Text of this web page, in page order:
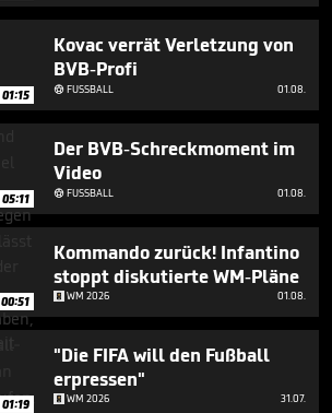
01:15
Kovac verrät Verletzung von
BVB-Profi
FUSSBALL 01.08.
05:11
Der BVB-Schreckmoment im
Video
FUSSBALL 01.08.
00:51
Kommando zurück! Infantino
stoppt diskutierte WM-Pläne
WM 2026 01.08.
01:19
"Die FIFA will den Fußball
erpressen"
WM 2026 31.07.